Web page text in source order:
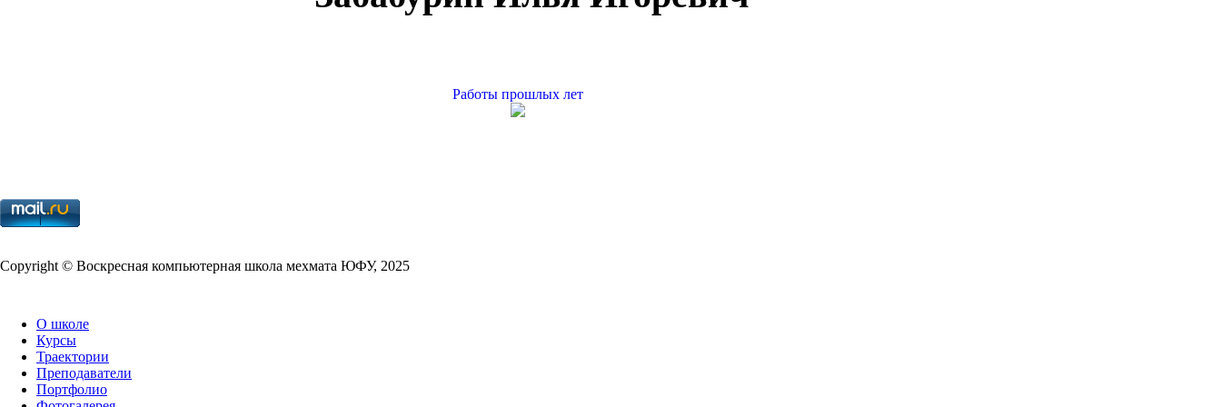
Работы прошлых лет
Copy­right © Воскресная компьютерная школа мехмата ЮФУ, 2025
О школе
Курсы
Траектории
Преподаватели
Портфолио